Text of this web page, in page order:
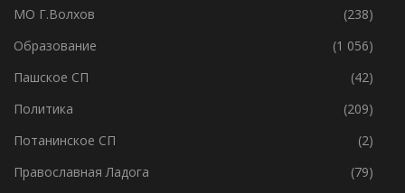
МО Г.Волхов
(238)
Образование
(1 056)
Пашское СП
(42)
Политика
(209)
Потанинское СП
(2)
Православная Ладога
(79)